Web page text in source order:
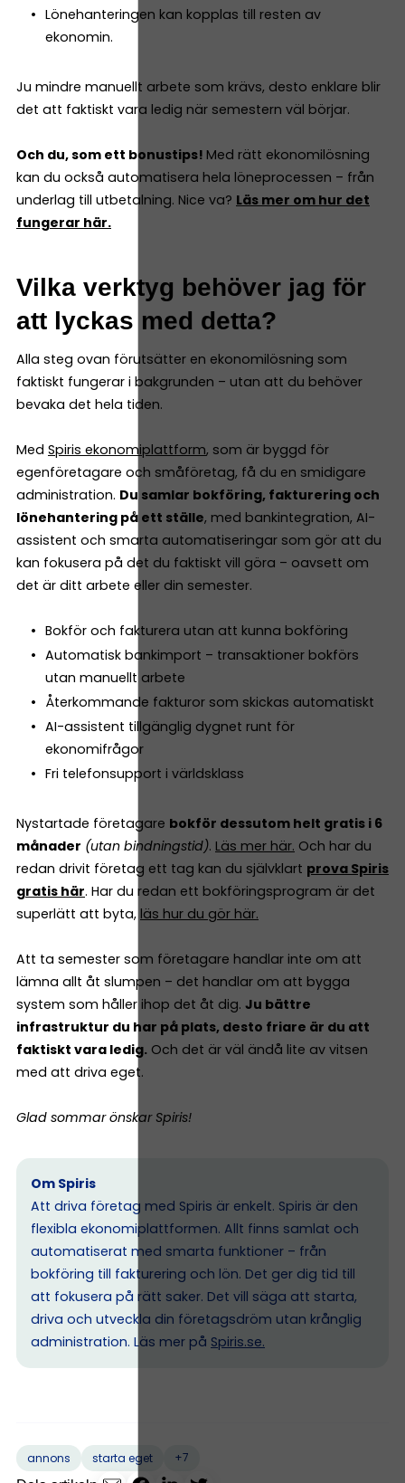
Lönehanteringen kan kopplas till resten av
ekonomin.
Ju mindre manuellt arbete som krävs, desto enklare blir
det att faktiskt vara ledig när semestern väl börjar.
Och du, som ett bonustips! Med rätt ekonomilösning
kan du också automatisera hela löneprocessen – från
underlag till utbetalning. Nice va? Läs mer om hur det
fungerar här.
Vilka verktyg behöver jag för
att lyckas med detta?
Alla steg ovan förutsätter en ekonomilösning som
faktiskt fungerar i bakgrunden – utan att du behöver
bevaka det hela tiden.
Med Spiris ekonomiplattform, som är byggd för
egenföretagare och småföretag, få du en smidigare
administration. Du samlar bokföring, fakturering och
lönehantering på ett ställe, med bankintegration, AI-
assistent och smarta automatiseringar som gör att du
kan fokusera på det du faktiskt vill göra – oavsett om
det är ditt arbete eller din semester.
Bokför och fakturera utan att kunna bokföring
Automatisk bankimport – transaktioner bokförs
utan manuellt arbete
Återkommande fakturor som skickas automatiskt
AI-assistent tillgänglig dygnet runt för
ekonomifrågor
Fri telefonsupport i världsklass
Nystartade företagare bokför dessutom helt gratis i 6
månader (utan bindningstid). Läs mer här. Och har du
redan drivit företag ett tag kan du självklart prova Spiris
gratis här. Har du redan ett bokföringsprogram är det
superlätt att byta, läs hur du gör här.
Att ta semester som företagare handlar inte om att
lämna allt åt slumpen – det handlar om att bygga
system som håller ihop det åt dig. Ju bättre
infrastruktur du har på plats, desto friare är du att
faktiskt vara ledig. Och det är väl ändå lite av vitsen
med att driva eget.
Glad sommar önskar Spiris!
Om Spiris
Att driva företag med Spiris är enkelt. Spiris är den
flexibla ekonomiplattformen. Allt finns samlat och
automatiserat med smarta funktioner – från
bokföring till fakturering och lön. Det ger dig tid till
att fokusera på rätt saker. Det vill säga att starta,
driva och utveckla din företagsdröm utan krånglig
administration. Läs mer på Spiris.se.
annons starta eget
+7